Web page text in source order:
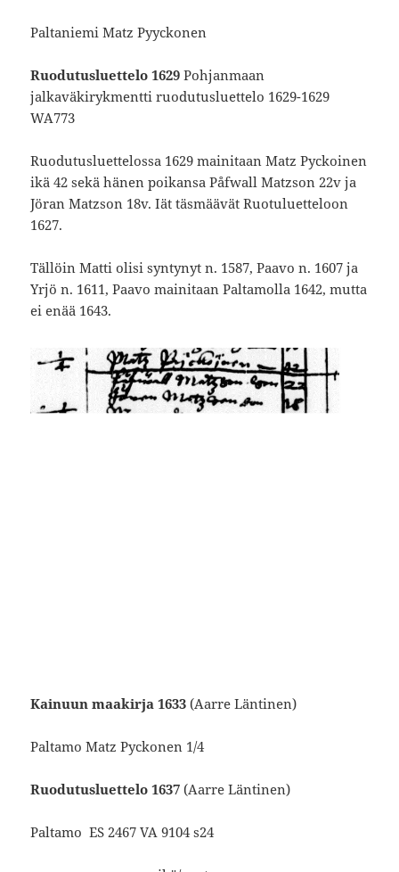
Paltaniemi Matz Pyyckonen
Ruodutusluettelo 1629 Pohjanmaan
jalkaväkirykmentti ruodutusluettelo 1629-1629
WA773
Ruodutusluettelossa 1629 mainitaan Matz Pyckoinen
ikä 42 sekä hänen poikansa Påfwall Matzson 22v ja
Jöran Matzson 18v. Iät täsmäävät Ruotuluetteloon
1627.
Tällöin Matti olisi syntynyt n. 1587, Paavo n. 1607 ja
Yrjö n. 1611, Paavo mainitaan Paltamolla 1642, mutta
ei enää 1643.
Kainuun maakirja 1633(Aarre Läntinen)
Paltamo Matz Pyckonen 1/4
Ruodutusluettelo 1637 (Aarre Läntinen)
Paltamo ES 2467 VA 9104 s24